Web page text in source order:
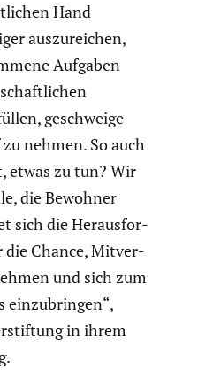
Hand
auszu­rei­chen,
Aufgaben
geschweige
nehmen. So auch
etwas zu tun? Wir
die Bewohner
sich die Heraus­for­
die Chance, Mitver­
und sich zum
einzu­bringen“,
in ihrem